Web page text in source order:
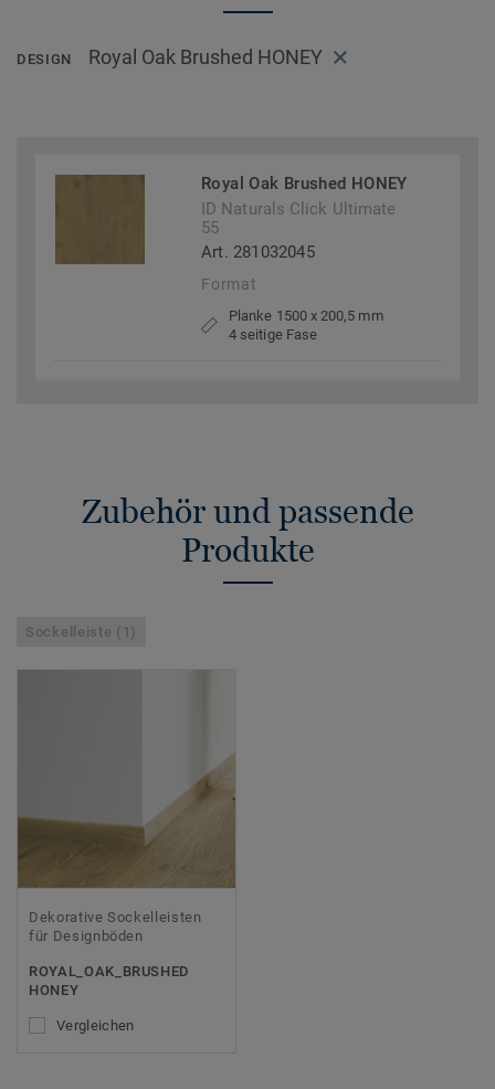
DESIGN Royal Oak Brushed HONEY
Royal Oak Brushed HONEY
ID Naturals Click Ultimate
55
Art. 281032045
Format
Planke 1500 x 200,5 mm
4 seitige Fase
Zubehör und passende
Produkte
Sockelleiste (1)
Dekorative Sockelleisten
für Designböden
ROYAL_OAK_BRUSHED
HONEY
Vergleichen